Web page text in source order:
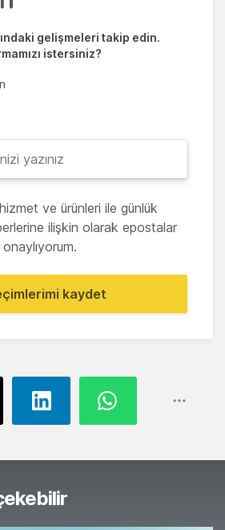
gelişmeleri takip edin.
istersiniz?
ve ürünleri ile günlük
ilişkin olarak epostalar
kaydet